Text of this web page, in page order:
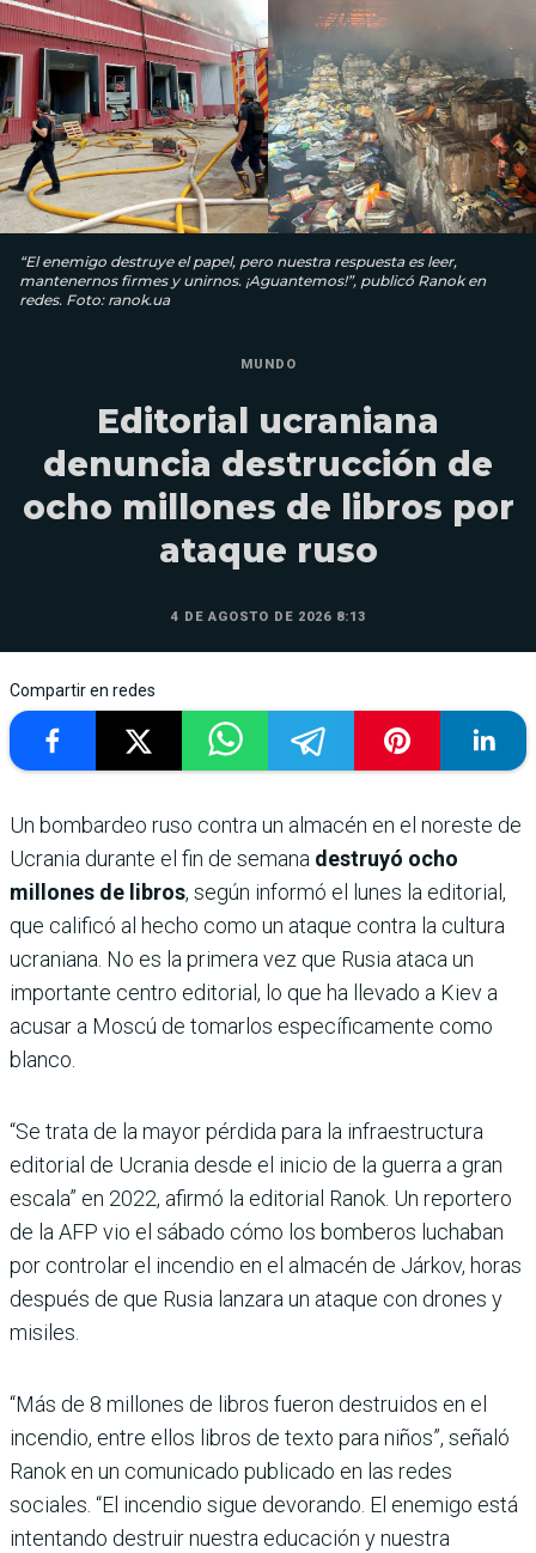
“El enemigo destruye el papel, pero nuestra respuesta es leer,
mantenernos firmes y unirnos. ¡Aguantemos!”, publicó Ranok en
redes. Foto: ranok.ua
MUNDO
Editorial ucraniana
denuncia destrucción de
ocho millones de libros por
ataque ruso
4 DE AGOSTO DE 2026 8:13
Compartir en redes
Un bombardeo ruso contra un almacén en el noreste de
Ucrania durante el fin de semana destruyó ocho
millones de libros, según informó el lunes la editorial,
que calificó al hecho como un ataque contra la cultura
ucraniana. No es la primera vez que Rusia ataca un
importante centro editorial, lo que ha llevado a Kiev a
acusar a Moscú de tomarlos específicamente como
blanco.
“Se trata de la mayor pérdida para la infraestructura
editorial de Ucrania desde el inicio de la guerra a gran
escala” en 2022, afirmó la editorial Ranok. Un reportero
de la AFP vio el sábado cómo los bomberos luchaban
por controlar el incendio en el almacén de Járkov, horas
después de que Rusia lanzara un ataque con drones y
misiles.
“Más de 8 millones de libros fueron destruidos en el
incendio, entre ellos libros de texto para niños”, señaló
Ranok en un comunicado publicado en las redes
sociales. “El incendio sigue devorando. El enemigo está
intentando destruir nuestra educación y nuestra